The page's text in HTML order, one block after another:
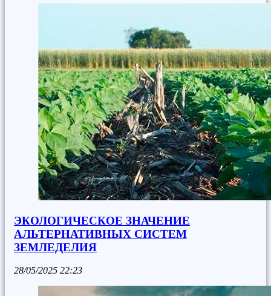
ЭКОЛОГИЧЕСКОЕ ЗНАЧЕНИЕ
АЛЬТЕРНАТИВНЫХ СИСТЕМ
ЗЕМЛЕДЕЛИЯ
28/05/2025 22:23